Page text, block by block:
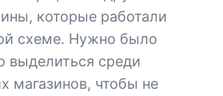
которые работали
схеме. Нужно было
выделиться среди
магазинов, чтобы не